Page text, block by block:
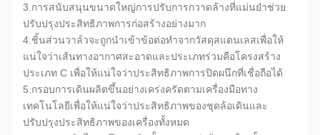
3. การสนับสนุนขนาดใหญ่การปรับการกวาดล้างที่แม่นยำช่วย
ปรับปรุงประสิทธิภาพการก่อสร้างอย่างมาก
4. ชิ้นส่วนวาล์วจะถูกนำเข้าข้อต่อทำจากวัสดุสแตนเลสเพื่อให้
แน่ใจว่าเส้นทางอากาศสะอาดและประเภทร่วมคือโครงสร้าง
ประเภท C เพื่อให้แน่ใจว่าประสิทธิภาพการปิดผนึกที่เชื่อถือได้
5. กรอบการเดินผลิตขึ้นอย่างเคร่งครัดตามเครื่องมือทาง
เทคโนโลยีเพื่อให้แน่ใจว่าประสิทธิภาพของชุดล้อเดินและ
ปรับปรุงประสิทธิภาพของเครื่องทั้งหมด